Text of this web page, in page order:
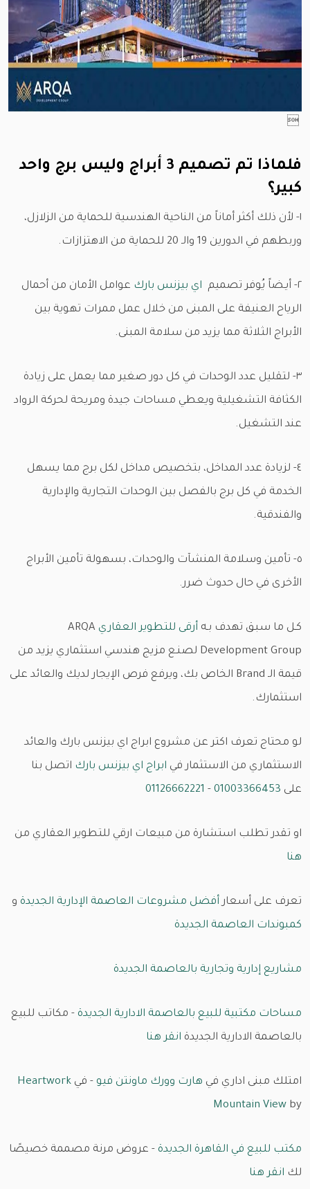

فلماذا تم تصميم 3 أبراج وليس برج واحد
كبير؟
١- لأن ذلك أكثر أماناً من الناحية الهندسية للحماية من الزلازل،
وربطهم في الدورين 19 والـ 20 للحماية من الاهتزازات.
٢- أيـضاً يُوفر تصميم اي بيزنس بارك عوامل الأمان من أحمال
الرياح العنيفة على المبنى من خلال عمل ممرات تهوية بين
الأبراج الثلاثة مما يزيد من سلامة المبنى.
٣- لتقليل عدد الوحدات في كل دور صغير مما يعمل على زيادة
الكثافة التشغيلية ويعطي مساحات جيدة ومريحة لحركة الرواد
عند التشغيل.
٤- لزيادة عدد المداخل، بتخصيص مداخل لكل برج مما يسهل
الخدمة في كل برج بالفصل بين الوحدات التجارية والإدارية
والفندقية.
٥- تأمين وسلامة المنشآت والوحدات، بسهولة تأمين الأبراج
الأخرى في حال حدوث ضرر.
كـل ما سبـق تهدف بـه أرقى للتطوير العقاري ARQA
Development Group لصنـع مزيج هندسي استثماري يزيد من
قيمة الـ Brand الخاص بك، ويرفع فرص الإيجار لديك والعائد على
استثمارك.
لو محتاج تعرف اكتر عن مشروع ابراج اي بيزنس بارك والعائد
الاستثماري من الاستثمار في ابراج اي بيزنس بارك اتصل بنا
على 01003366453
-
01126662221
او تقدر تطلب استشارة من مبيعات ارقي للتطوير العقاري من
هنا
تعرف على أسعار أفضل مشروعات العاصمة الإدارية الجديدة و
كمبوندات العاصمة الجديدة
مشاريع إدارية وتجارية بالعاصمة الجديدة
مساحات مكتبية للبيع بالعاصمة الادارية الجديدة - مكاتب للبيع
بالعاصمة الادارية الجديدة انقر هنا
امتلك مبنى اداري في هارت وورك ماونتن فيو - في Heartwork
by
Mountain View
مكتب للبيع في القاهرة الجديدة - عروض مرنة مصممة خصيصًا
لك انقر هنا